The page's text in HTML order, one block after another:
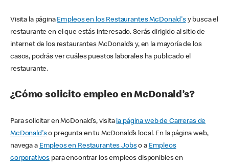
Visita la página Empleos en los Restaurantes McDonald'sy busca el
restaurante en el que estás interesado. Serás dirigido al sitio de
internet de los restaurantes McDonald’s y, en la mayoría de los
casos, podrás ver cuáles puestos laborales ha publicado el
restaurante.
¿Cómo solicito empleo en McDonald’s?
Para solicitar en McDonald’s, visita la página web de Carreras de
McDonald'so pregunta en tu McDonald’s local. En la página web,
navega a Empleos en Restaurantes Jobso a Empleos
corporativos para encontrar los empleos disponibles en